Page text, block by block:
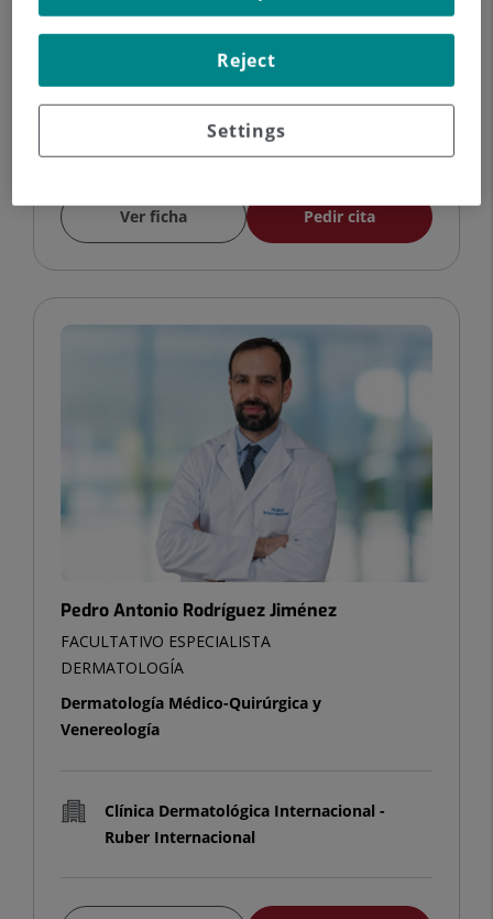
Venereología
Ruber Internacional
Ver ficha Pedir cita
Pedro Antonio Rodríguez Jiménez
FACULTATIVO ESPECIALISTA
DERMATOLOGÍA
Dermatología Médico-Quirúrgica y
Venereología
Clínica Dermatológica Internacional -
Ruber Internacional
Settings
Reject